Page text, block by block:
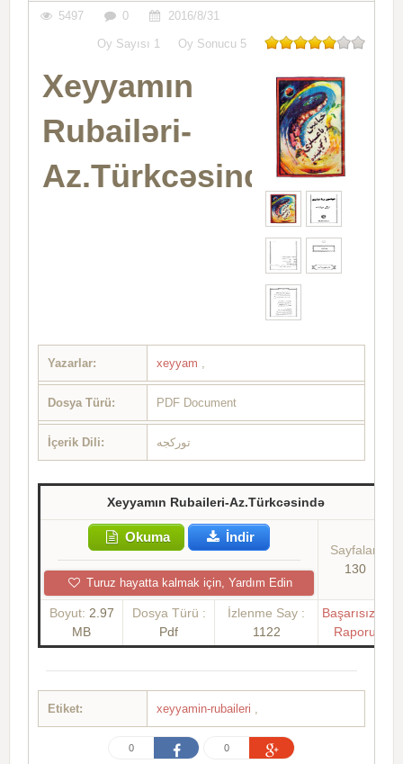
5497 0 2016/8/31
Oy Sayısı 1 Oy Sonucu 5
Xeyyamın
Rubailəri-
Az.Türkcəsində
Yazarlar: xeyyam ,
Dosya Türü: PDF Document
İçerik Dili: تورکجه
Xeyyamın Rubaileri-Az.Türkcəsində
Okuma İndir
Turuz hayatta kalmak için, Yardım Edin
Sayfalar:
130
Boyut: 2.97
MB
Dosya Türü :
Pdf
İzlenme Say :
1122
Başarısızlık
Raporu
Etiket: xeyyamin-rubaileri ,
0 0